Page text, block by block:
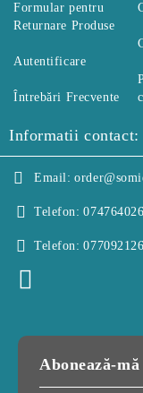
Formular pentru
Returnare Produse
Autentificare
Întrebări Frecvente
Informatii contact:
Email:
Telefon:
Telefon:
Abonează-